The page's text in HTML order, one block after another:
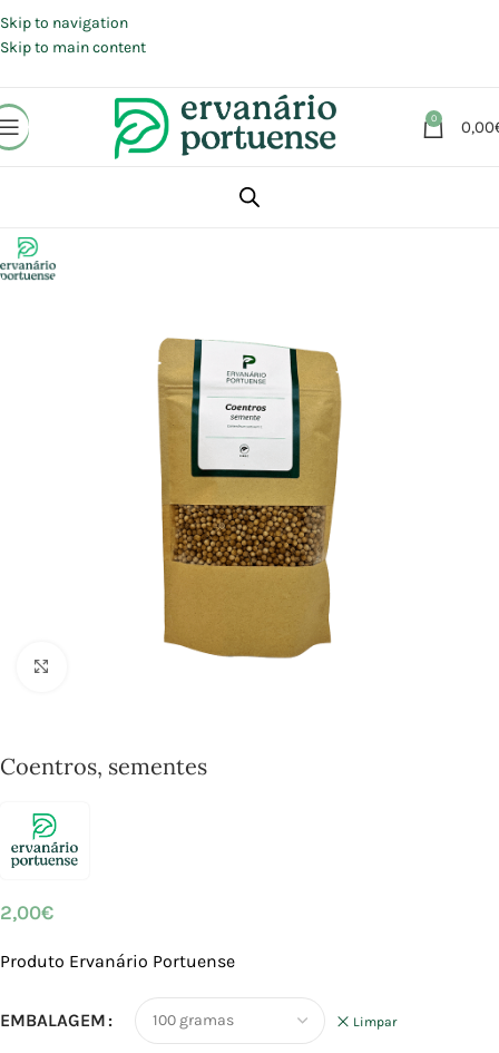
Skip to navigation
Skip to main content
0 0,00
Coentros, sementes
2,00€
Produto Ervanário Portuense
EMBALAGEM Limpar